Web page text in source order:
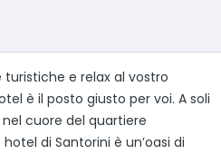
e relax al vostro
è il posto giusto per voi. A soli
nel cuore del quartiere
di Santorini è un’oasi di